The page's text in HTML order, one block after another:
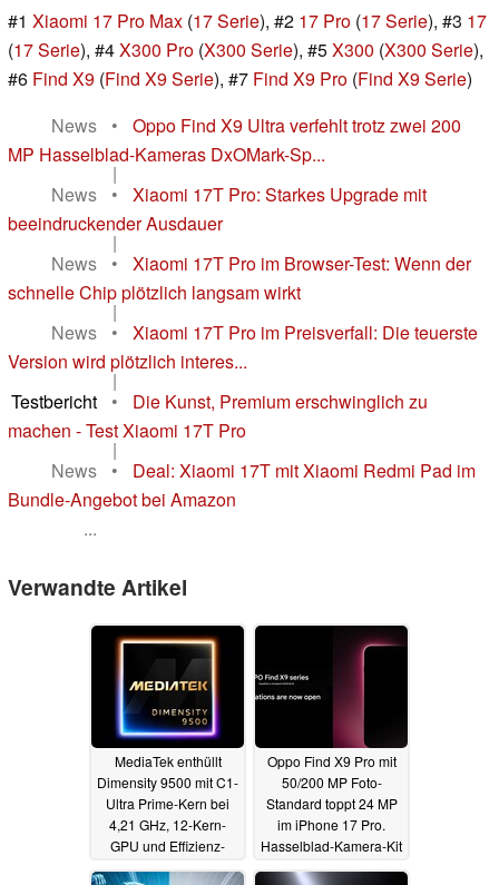
#1 Xiaomi 17 Pro Max (17 Serie), #2 17 Pro (17 Serie), #3 17
(17 Serie), #4X300 Pro (X300 Serie), #5X300 (X300 Serie),
#6 Find X9 (Find X9 Serie), #7 Find X9 Pro (Find X9 Serie)
News
•
Oppo Find X9 Ultra verfehlt trotz zwei 200
MP Hasselblad-Kameras DxOMark-Sp...
|
News
•
Xiaomi 17T Pro: Starkes Upgrade mit
beeindruckender Ausdauer
|
News
•
Xiaomi 17T Pro im Browser-Test: Wenn der
schnelle Chip plötzlich langsam wirkt
|
News
•
Xiaomi 17T Pro im Preisverfall: Die teuerste
Version wird plötzlich interes...
|
Testbericht
•
Die Kunst, Premium erschwinglich zu
machen - Test Xiaomi 17T Pro
|
News
•
Deal: Xiaomi 17T mit Xiaomi Redmi Pad im
Bundle-Angebot bei Amazon
...
Verwandte Artikel
MediaTek enthüllt
Dimensity 9500 mit C1-
Ultra Prime-Kern bei
4,21 GHz, 12-Kern-
GPU und Effizienz-
22.09.2025
Oppo Find X9 Pro mit
50/200 MP Foto-
Standard toppt 24 MP
im iPhone 17 Pro.
Hasselblad-Kamera-Kit